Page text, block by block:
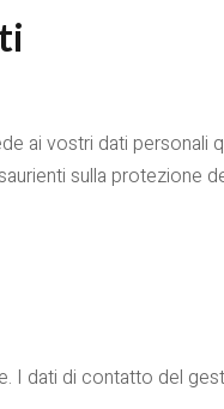
ai vostri dati
sulla protezione
dati di contatto del